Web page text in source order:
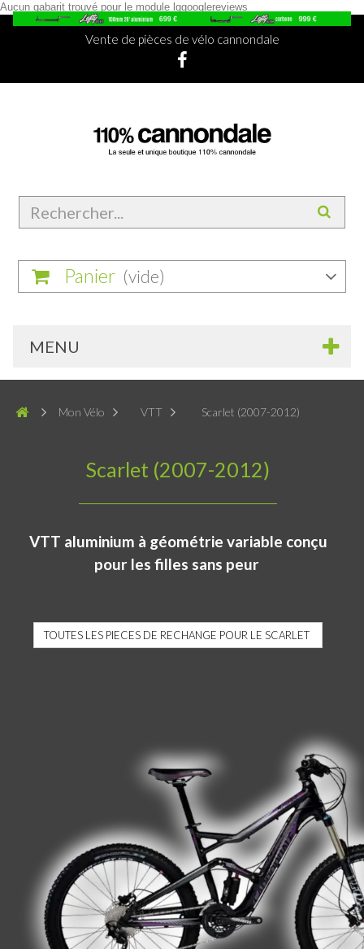
Aucun gabarit trouvé pour le module lggooglereviews
Vente de pièces de vélo cannondale
Panier (vide)
MENU
Mon Vélo VTT Scarlet (2007-2012)
Scarlet (2007-2012)
VTT aluminium à géométrie variable conçu
pour les filles sans peur
TOUTES LES PIECES DE RECHANGE POUR LE SCARLET